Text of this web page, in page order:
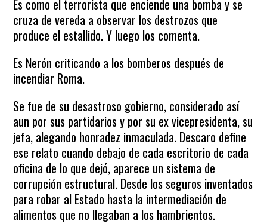
Es como el terrorista que enciende una bomba y se
cruza de vereda a observar los destrozos que
produce el estallido. Y luego los comenta.
Es Nerón criticando a los bomberos después de
incendiar Roma.
Se fue de su desastroso gobierno, considerado así
aun por sus partidarios y por su ex vicepresidenta, su
jefa, alegando honradez inmaculada. Descaro define
ese relato cuando debajo de cada escritorio de cada
oficina de lo que dejó, aparece un sistema de
corrupción estructural. Desde los seguros inventados
para robar al Estado hasta la intermediación de
alimentos que no llegaban a los hambrientos.